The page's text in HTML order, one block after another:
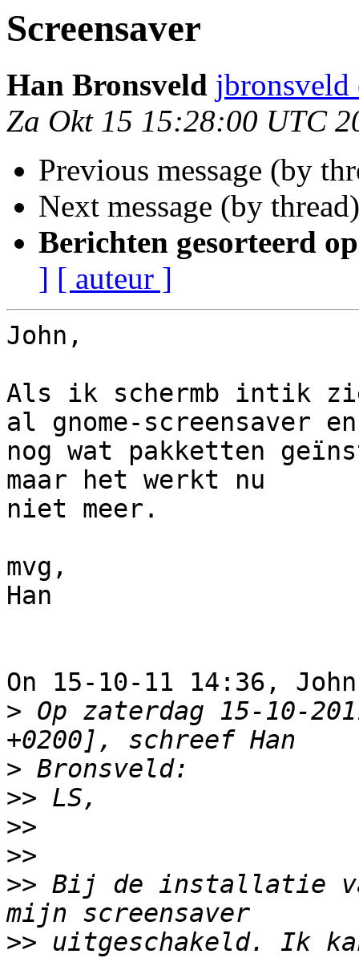
Screensaver
Han Bronsveld
Za Okt 15 15:28:00 UTC
Previous message (by
Next message (by
Berichten gesorteerd
] [ auteur ]
John,
Als ik schermb intik
al gnome-screensaver
nog wat pakketten
maar het werkt nu
niet meer.
mvg,
Han
On 15-10-11 14:36,
> Op zaterdag 15-10-
>
>>
>>
>>
>> Bij de installatie
>> uitgeschakeld. Ik